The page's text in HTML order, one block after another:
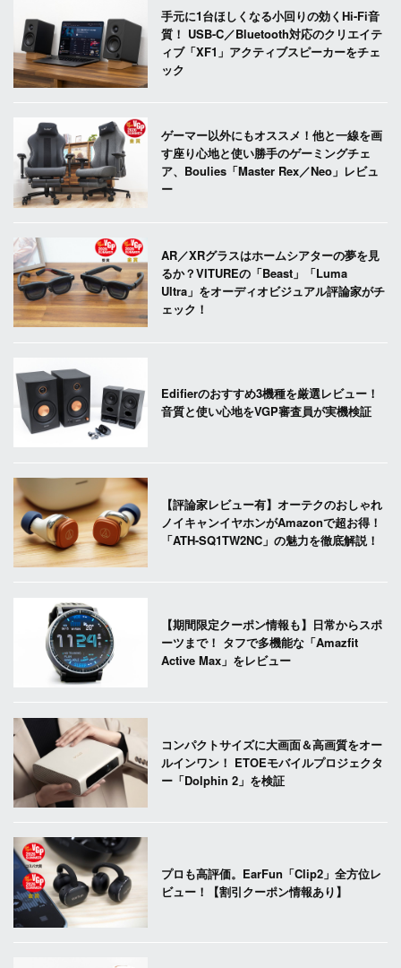
手元に1台ほしくなる小回りの効くHi-Fi音
質！ USB-C／Bluetooth対応のクリエイテ
ィブ「XF1」アクティブスピーカーをチェ
ック
ゲーマー以外にもオススメ！他と一線を画
す座り心地と使い勝手のゲーミングチェ
ア、Boulies「Master Rex／Neo」レビュ
ー
AR／XRグラスはホームシアターの夢を見
るか？VITUREの「Beast」「Luma
Ultra」をオーディオビジュアル評論家がチ
ェック！
Edifierのおすすめ3機種を厳選レビュー！
音質と使い心地をVGP審査員が実機検証
【評論家レビュー有】オーテクのおしゃれ
ノイキャンイヤホンがAmazonで超お得！
「ATH-SQ1TW2NC」の魅力を徹底解説！
【期間限定クーポン情報も】日常からスポ
ーツまで！ タフで多機能な「Amazfit
Active Max」をレビュー
コンパクトサイズに大画面＆高画質をオー
ルインワン！ ETOEモバイルプロジェクタ
ー「Dolphin 2」を検証
プロも高評価。EarFun「Clip2」全方位レ
ビュー！【割引クーポン情報あり】